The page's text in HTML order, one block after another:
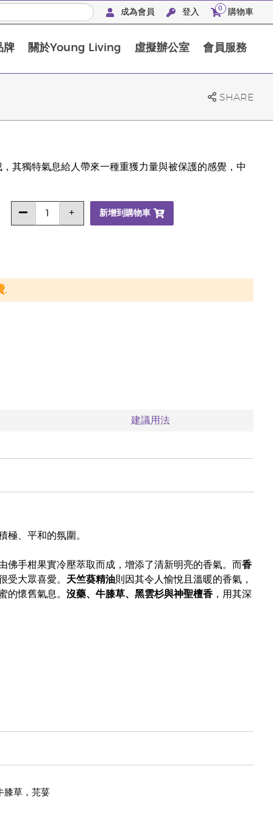
成為會員 登入 0 購物車
牌 關於Young Living 虛擬辦公室 會員服務
SHARE
其獨特氣息給人帶來一種重獲力量與被保護的感覺，中
新增到購物車
.
建議用法
極、平和的氛圍。
佛手柑果實冷壓萃取而成，增添了清新明亮的香氣。而香
受大眾喜愛。 天竺葵精油則因其令人愉悅且溫暖的香氣，
的懷舊氣息。 沒藥、牛膝草、黑雲杉與神聖檀香，用其深
膝草，芫荽